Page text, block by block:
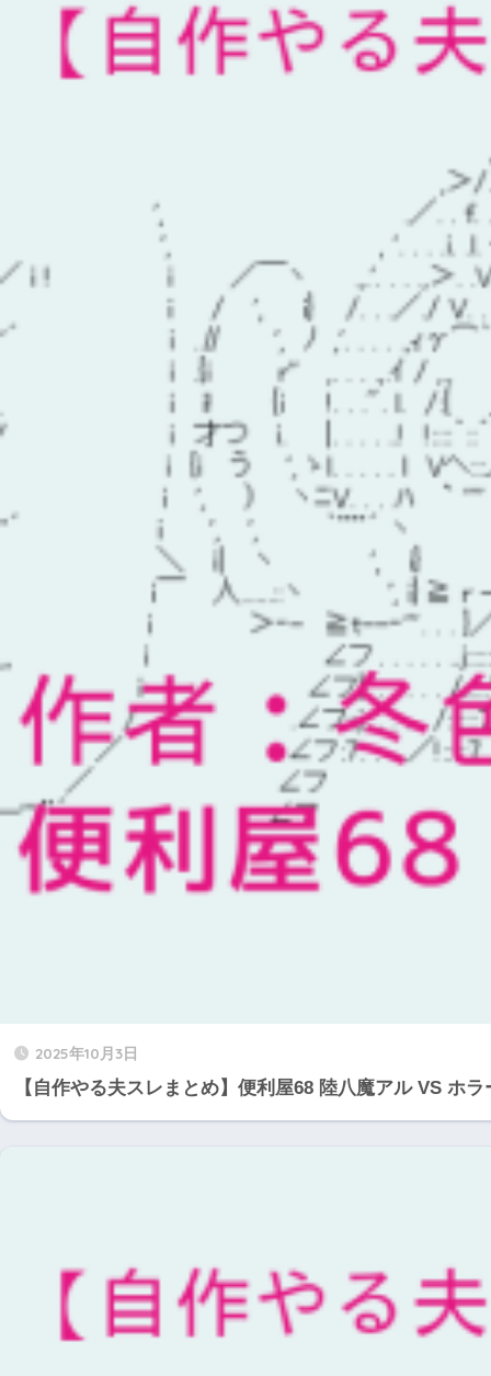
2025年10月3日
【自作やる夫スレまとめ】便利屋68 陸八魔アル VS ホ